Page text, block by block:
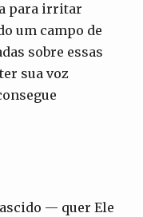
para irritar
um campo de
sobre essas
sua voz
— quer Ele